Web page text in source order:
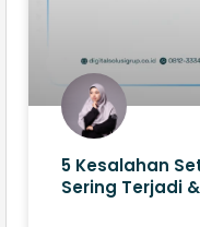
5 Kesalahan
Sering Terjadi